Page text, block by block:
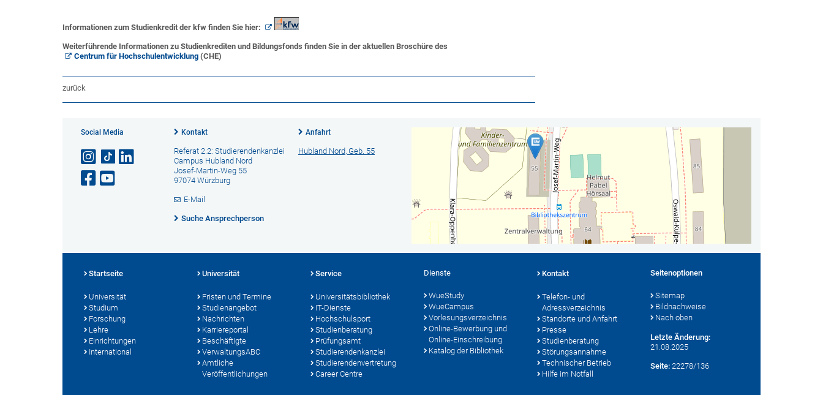
Informationen zum Studienkredit der kfw finden Sie hier:
Weiterführende Informationen zu Studienkrediten und Bildungsfonds finden Sie in der aktuellen Broschüre des
Centrum für Hochschulentwicklung(CHE)
zurück
Social Media Kontakt
Referat 2.2: Studierendenkanzlei
Campus Hubland Nord
Josef-Martin-Weg 55
97074 Würzburg
E-Mail
Suche Ansprechperson
Anfahrt
Hubland Nord, Geb. 55
Startseite
Universität
Studium
Forschung
Lehre
Einrichtungen
International
Universität
Fristen und Termine
Studienangebot
Nachrichten
Karriereportal
Beschäftigte
VerwaltungsABC
Amtliche
Veröffentlichungen
Service
Universitätsbibliothek
IT-Dienste
Hochschulsport
Studienberatung
Prüfungsamt
Studierendenkanzlei
Studierendenvertretung
Career Centre
Dienste
WueStudy
WueCampus
Vorlesungsverzeichnis
Online-Bewerbung und
Online-Einschreibung
Katalog der Bibliothek
Kontakt
Telefon- und
Adressverzeichnis
Standorte und Anfahrt
Presse
Studienberatung
Störungsannahme
Technischer Betrieb
Hilfe im Notfall
Seitenoptionen
Sitemap
Bildnachweise
Nach oben
Letzte Änderung:
21.08.2025
Seite: 22278/136